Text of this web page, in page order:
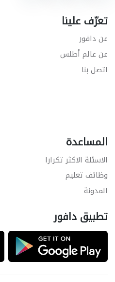
تعرّف علينا
عن دافور
عن عالم أطلس
اتصل بنا
المساعدة
الاسئلة الاكثر تكرارا
وظائف تعليم
المدونة
تطبيق دافور